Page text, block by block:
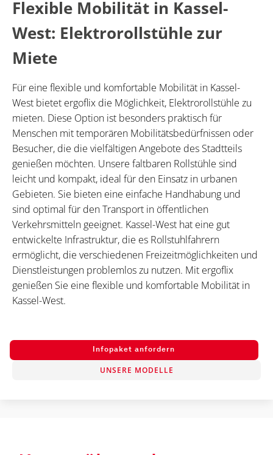
Flexible Mobilität in Kassel-
West: Elektrorollstühle zur
Miete
Für eine flexible und komfortable Mobilität in Kassel-
West bietet ergoflix die Möglichkeit, Elektrorollstühle zu
mieten. Diese Option ist besonders praktisch für
Menschen mit temporären Mobilitätsbedürfnissen oder
Besucher, die die vielfältigen Angebote des Stadtteils
genießen möchten. Unsere faltbaren Rollstühle sind
leicht und kompakt, ideal für den Einsatz in urbanen
Gebieten. Sie bieten eine einfache Handhabung und
sind optimal für den Transport in öffentlichen
Verkehrsmitteln geeignet. Kassel-West hat eine gut
entwickelte Infrastruktur, die es Rollstuhlfahrern
ermöglicht, die verschiedenen Freizeitmöglichkeiten und
Dienstleistungen problemlos zu nutzen. Mit ergoflix
genießen Sie eine flexible und komfortable Mobilität in
Kassel-West.
Infopaket anfordern
UNSERE MODELLE